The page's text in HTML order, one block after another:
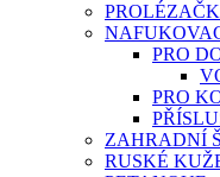
PRO
PRO
ZAHRADNÍ
RUSKÉ